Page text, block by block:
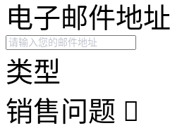
电子邮件地址
类型
销售问题